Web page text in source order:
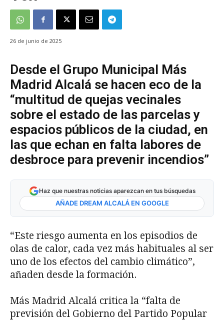
26 de junio de 2025
Desde el Grupo Municipal Más
Madrid Alcalá se hacen eco de la
“multitud de quejas vecinales
sobre el estado de las parcelas y
espacios públicos de la ciudad, en
las que echan en falta labores de
desbroce para prevenir incendios”
Haz que nuestras noticias aparezcan en tus búsquedas
AÑADE DREAM ALCALÁ EN GOOGLE
“Este riesgo aumenta en los episodios de
olas de calor, cada vez más habituales al ser
uno de los efectos del cambio climático”,
añaden desde la formación.
Más Madrid Alcalá critica la “falta de
previsión del Gobierno del Partido Popular